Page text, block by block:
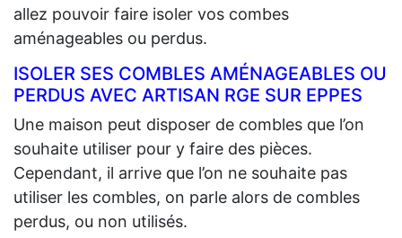
allez pouvoir faire isoler vos combes
aménageables ou perdus.
ISOLER SES COMBLES AMÉNAGEABLES OU
PERDUS AVEC ARTISAN RGE SUR EPPES
Une maison peut disposer de combles que l’on
souhaite utiliser pour y faire des pièces.
Cependant, il arrive que l’on ne souhaite pas
utiliser les combles, on parle alors de combles
perdus, ou non utilisés.